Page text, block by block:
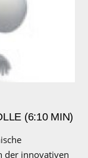
(6:10 MIN)
der innovativen